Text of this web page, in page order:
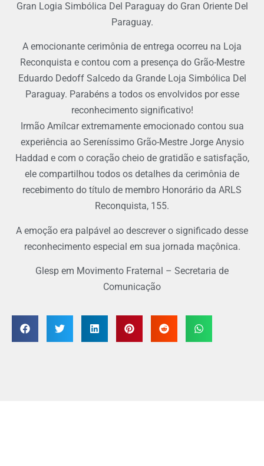
Gran Logia Simbólica Del Paraguay do Gran Oriente Del
Paraguay.
A emocionante cerimônia de entrega ocorreu na Loja
Reconquista e contou com a presença do Grão-Mestre
Eduardo Dedoff Salcedo da Grande Loja Simbólica Del
Paraguay. Parabéns a todos os envolvidos por esse
reconhecimento significativo!
Irmão Amílcar extremamente emocionado contou sua
experiência ao Sereníssimo Grão-Mestre Jorge Anysio
Haddad e com o coração cheio de gratidão e satisfação,
ele compartilhou todos os detalhes da cerimônia de
recebimento do título de membro Honorário da ARLS
Reconquista, 155.
A emoção era palpável ao descrever o significado desse
reconhecimento especial em sua jornada maçônica.
Glesp em Movimento Fraternal – Secretaria de
Comunicação